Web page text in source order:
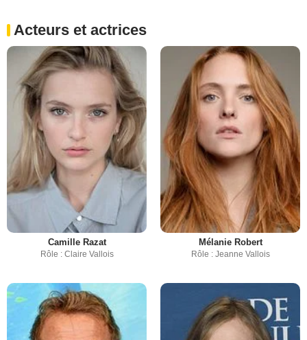
Acteurs et actrices
Camille Razat
Rôle : Claire Vallois
Mélanie Robert
Rôle : Jeanne Vallois